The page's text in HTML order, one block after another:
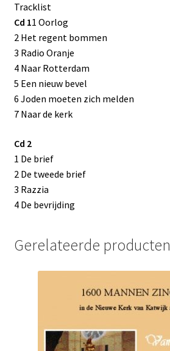
Tracklist
Cd 11 Oorlog
2 Het regent bommen
3 Radio Oranje
4 Naar Rotterdam
5 Een nieuw bevel
6 Joden moeten zich melden
7 Naar de kerk
Cd 2
1 De brief
2 De tweede brief
3 Razzia
4 De bevrijding
Gerelateerde producten